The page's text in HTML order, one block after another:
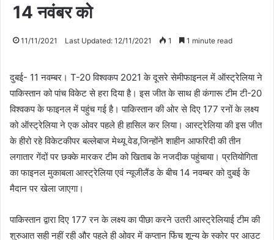
14 नवंबर को
11/11/2021 Last Updated: 12/11/2021 1 1 minute read
दुबई- 11 नवम्बर। T-20 विश्वकप 2021 के दूसरे सेमीफाइनल में ऑस्ट्रेलिया ने
पाकिस्तान को पांच विकेट से हरा दिया है। इस जीत के साथ ही कंगारू टीम टी-20
विश्वकप के फाइनल में पहुंच गई है। पाकिस्तान की ओर से दिए 177 रनों के लक्ष्य
को ऑस्ट्रेलिया ने एक ओवर पहले ही हासिल कर लिया। आस्ट्रेलिया की इस जीत
के हीरो रहे विकेटकीपर बल्लेबाज मेथ्यू वेड,जिन्होंने शाहीन आफरिदी की तीन
लगातार गेंदों पर छक्के मारकर टीम को खिताब के नजदीक पहुंचाया। प्रतियोगिता
का फाइनल मुकाबला आस्ट्रेलिया एवं न्यूजीलैंड के बीच 14 नवम्बर को दुबई के
मैदान पर खेला जाएगा।
पाकिस्तान द्वारा दिए 177 रन के लक्ष्य का पीछा करने उतरी आस्ट्रेलियाई टीम की
शुरुआत सही नहीं रही और पहले ही ओवर में कप्तान फिंच शून्य के स्कोर पर आउट